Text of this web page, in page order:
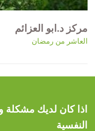
اذا كان لديك
النفسية